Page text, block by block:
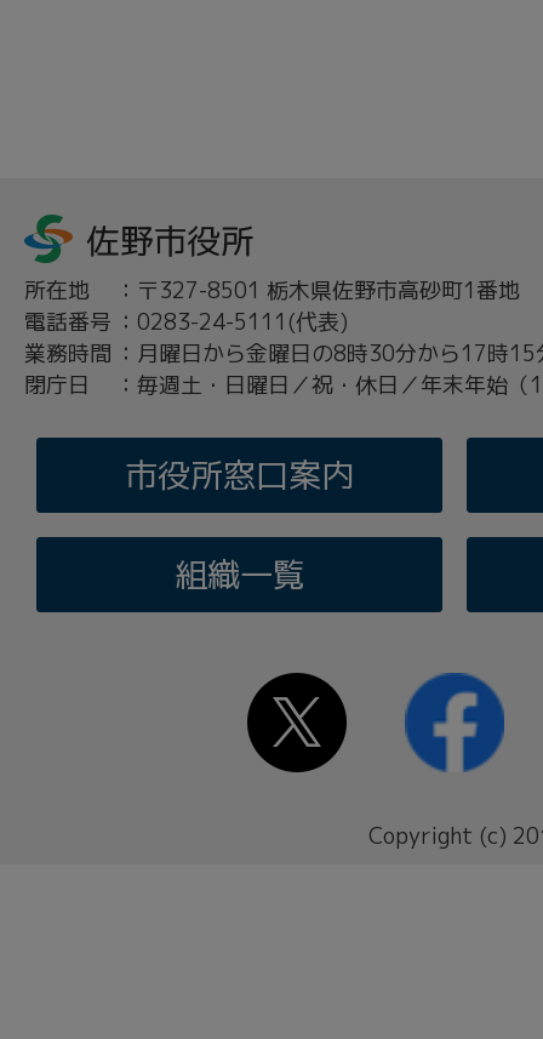
所在地 ： 〒327-8501 栃木県佐野市高砂町1番地
電話番号 ： 0283-24-5111(代表)
業務時間 ： 月曜日から金曜日の8時30分から17時15
閉庁日
： 毎週土・日曜日／祝・休日／年末年始
市役所窓口案内
組織一覧
Copyright (c)